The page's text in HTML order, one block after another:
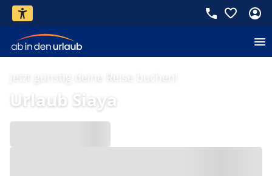
Jetzt günstig deine Reise buchen!
Urlaub Siaya